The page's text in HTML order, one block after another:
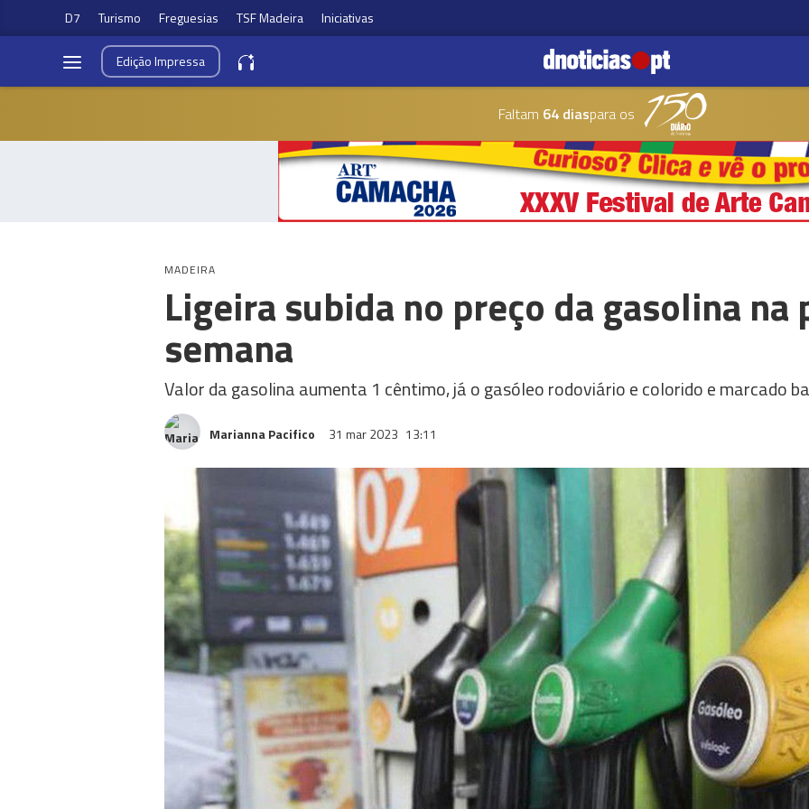
D7 Turismo Freguesias TSF Madeira Iniciativas
EdiçãoImpressa
Faltam 64 diaspara os
MADEIRA
Ligeira subida no preço da gasolina na
semana
Valor da gasolina aumenta 1 cêntimo, já o gasóleo rodoviário e colorido e marcado
Marianna Pacifico 31 mar 2023 13:11